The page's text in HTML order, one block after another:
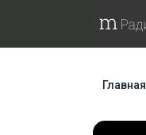
Главная